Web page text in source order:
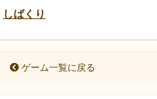
しばくり
ゲーム一覧に戻る